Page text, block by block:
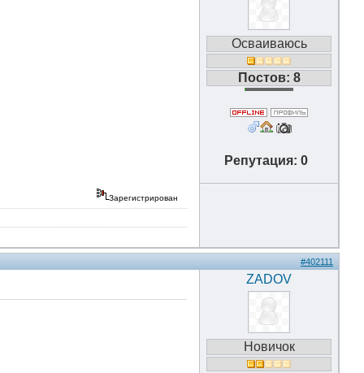
Осваиваюсь
Постов: 8
Репутация: 0
Зарегистрирован
#402111
ZADOV
Новичок